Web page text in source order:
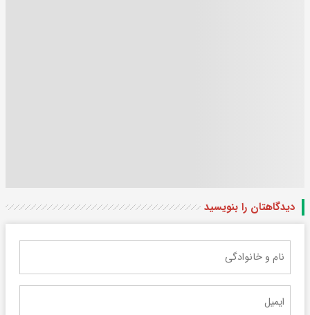
دیدگاهتان را بنویسید